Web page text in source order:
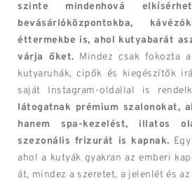
szinte mindenhová
bevásárlóközpontokba,
éttermekbe is, ahol kutyabarát
várja őket. Mindez csak fokozta
kutyaruhák, cipők és kiegészítők
saját Instagram-oldallal is
látogatnak prémium szalonokat,
hanem spa-kezelést, illatos
szezonális frizurát is kapnak.
ahol a kutyák gyakran az emberi
át, mindez a szeretet, a jelenlét és